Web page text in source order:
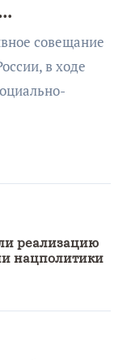
совещание
в ходе
реализацию
нацполитики